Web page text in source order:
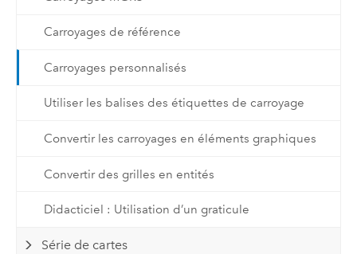
Carroyages de référence
Carroyages personnalisés
Utiliser les balises des étiquettes de carroyage
Convertir les carroyages en éléments graphiques
Convertir des grilles en entités
Didacticiel : Utilisation d’un graticule
Série de cartes